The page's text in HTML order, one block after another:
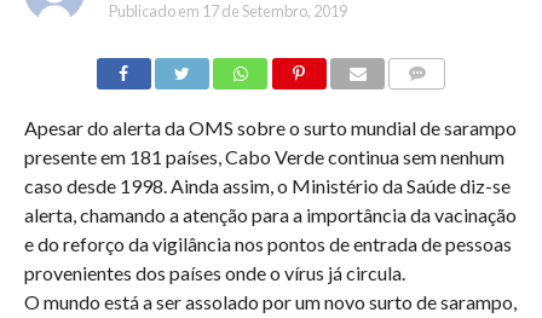
Publicado em 17 de Setembro, 2019
Apesar do alerta da OMS sobre o surto mundial de sarampo
presente em 181 países, Cabo Verde continua sem nenhum
caso desde 1998. Ainda assim, o Ministério da Saúde diz-se
alerta, chamando a atenção para a importância da vacinação
e do reforço da vigilância nos pontos de entrada de pessoas
provenientes dos países onde o vírus já circula.
O mundo está a ser assolado por um novo surto de sarampo,